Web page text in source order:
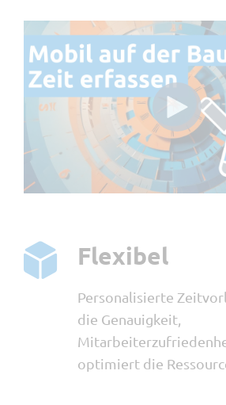
Flexibel
Personalisierte
die Genauigkeit,
optimiert die